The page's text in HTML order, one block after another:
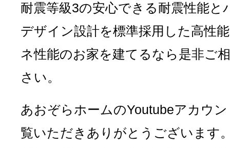
耐震等級3の安心できる耐震性能と
デザイン設計を標準採用した高性
ネ性能のお家を建てるなら是非ご
さい。
あおぞらホームのYoutubeアカウ
覧いただきありがとうございます